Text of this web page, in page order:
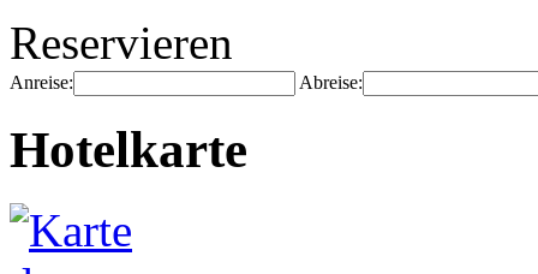
Reservieren
Anreise: Abreise:
Hotelkarte